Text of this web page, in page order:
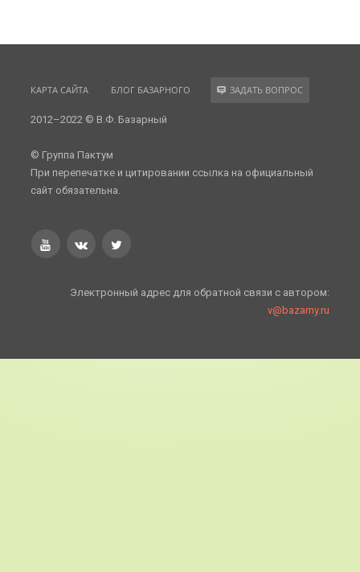
КАРТА САЙТА БЛОГ БАЗАРНОГО ЗАДАТЬ ВОПРОС
2012–2022 © В.Ф. Базарный
© Группа Пактум
При перепечатке и цитировании ссылка на официальный
сайт обязательна.
Электронный адрес для обратной связи с автором:
v@bazarny.ru